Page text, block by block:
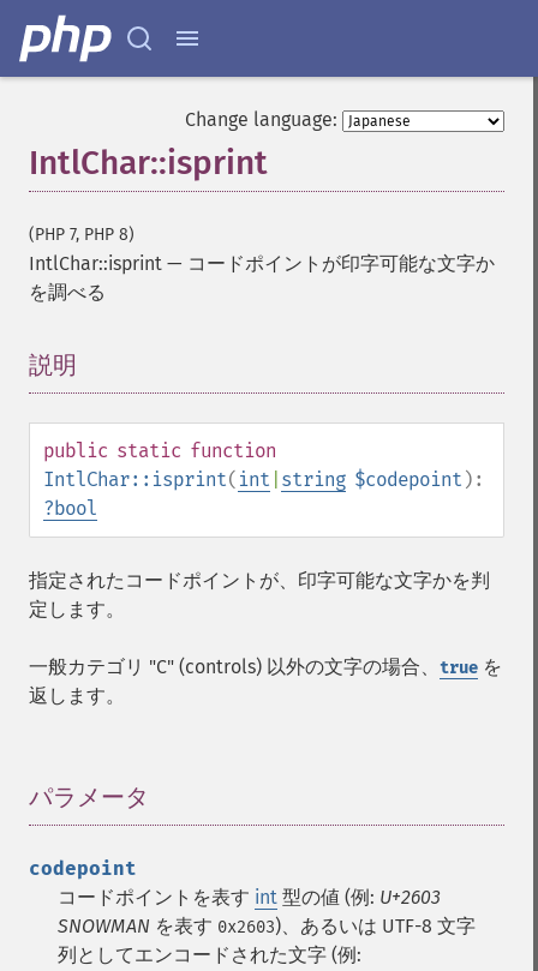
Change language:
IntlChar::isprint
(PHP 7, PHP 8)
IntlChar::isprint — コードポイントが印字可能な文字か
を調べる
説明
public static function
IntlChar::isprint( int string $codepoint ):
?bool
指定されたコードポイントが、印字可能な文字かを判
定します。
一般カテゴリ "C" (controls) 以外の文字の場合、 true を
返します。
パラメータ
codepoint
コードポイントを表す int 型の値 (例: U+2603
SNOWMAN を表す 0x2603)、あるいは UTF-8 文字
列としてエンコードされた文字 (例: